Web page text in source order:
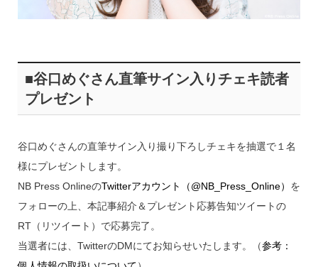
■谷口めぐさん直筆サイン入りチェキ読者
プレゼント
谷口めぐさんの直筆サイン入り撮り下ろしチェキを抽選で１名
様にプレゼントします。
NB Press OnlineのTwitterアカウント（@NB_Press_Online） を
フォローの上、本記事紹介＆プレゼント応募告知ツイートの
RT（リツイート）で応募完了。
当選者には、TwitterのDMにてお知らせいたします。（参考：